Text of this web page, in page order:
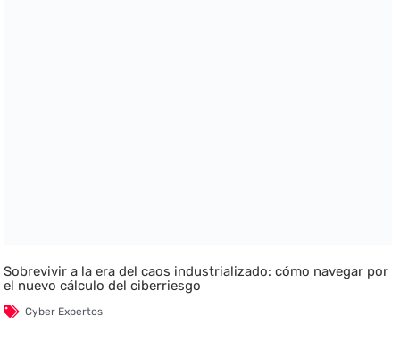
Sobrevivir a la era del caos industrializado: cómo navegar por
el nuevo cálculo del ciberriesgo
Cyber Expertos